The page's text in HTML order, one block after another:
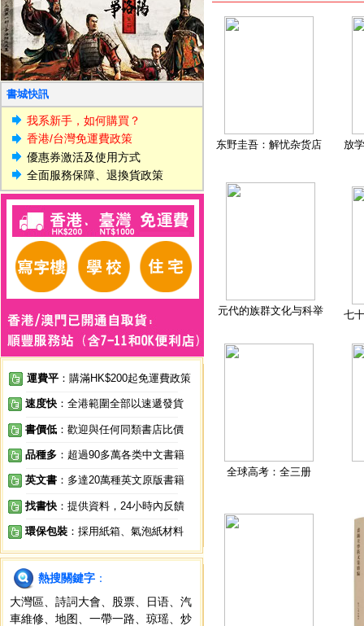
書城快訊
我系新手，如何購買？
香港/台灣免運費政策
優惠券激活及使用方式
全面服務保障、退換貨政策
運費平 ：購滿HK$200起免運費政策
速度快 ：全港範圍全部以速遞發貨
書價低 ：歡迎與任何同類書店比價
品種多 ：超過90多萬各类中文書籍
英文書 ：多達20萬種英文原版書籍
找書快 ：提供資料，24小時內反饋
環保包裝 ：採用紙箱、氣泡紙材料
熱搜關鍵字 ：
大灣區
詩詞大會 股票 日语
汽
車維修
地图 一帶一路 琼瑶
炒
东野圭吾：解忧杂货店 放
元代的族群文化与科举 七
全球高考：全三册